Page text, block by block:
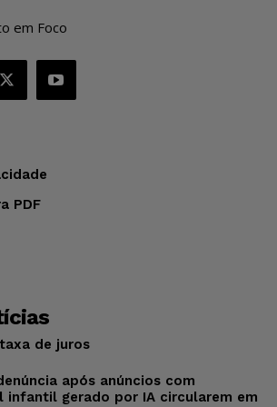
em Foco
PDF
de juros
após anúncios com
infantil gerado por IA circularem em